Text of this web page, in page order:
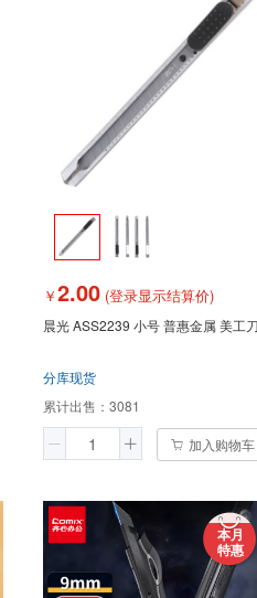
￥2.00 (登录显示结算价)
晨光 ASS2239 小号 普惠金属 美工
分库现货
累计出售： 3081
加入购物车
本月
特惠